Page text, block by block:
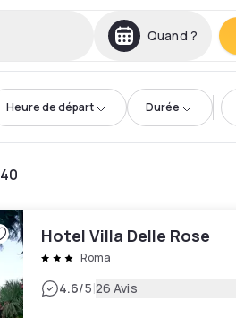
Quand ?
Heure de départ Durée
40
Hotel Villa Delle Rose
Roma
4.6/5|26 Avis